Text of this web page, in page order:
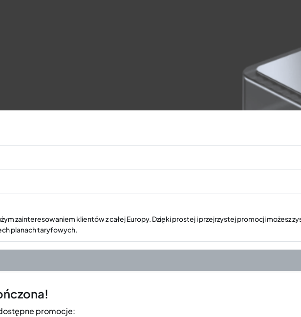
zainteresowaniem klientów z całej Europy. Dzięki prostej i przejrzystej promocji
planach taryfowych.
promocje: